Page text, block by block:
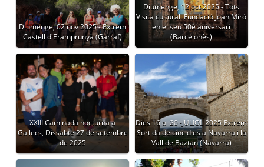
Diumenge, 02 nov 2025 - Extrem
Castell d'Eramprunyà (Garraf)
Diumenge, 12 oct 2025 - Tots
Visita cultural. Fundació Joan Miró
en el seu 50é aniversari
(Barcelonès)
XXIII Caminada nocturna a
Gallecs, Dissabte 27 de setembre
de 2025
Dies 16 al 20 -JULIOL 2025 Extrem
Sortida de cinc dies a Navarra i la
Vall de Baztan (Navarra)